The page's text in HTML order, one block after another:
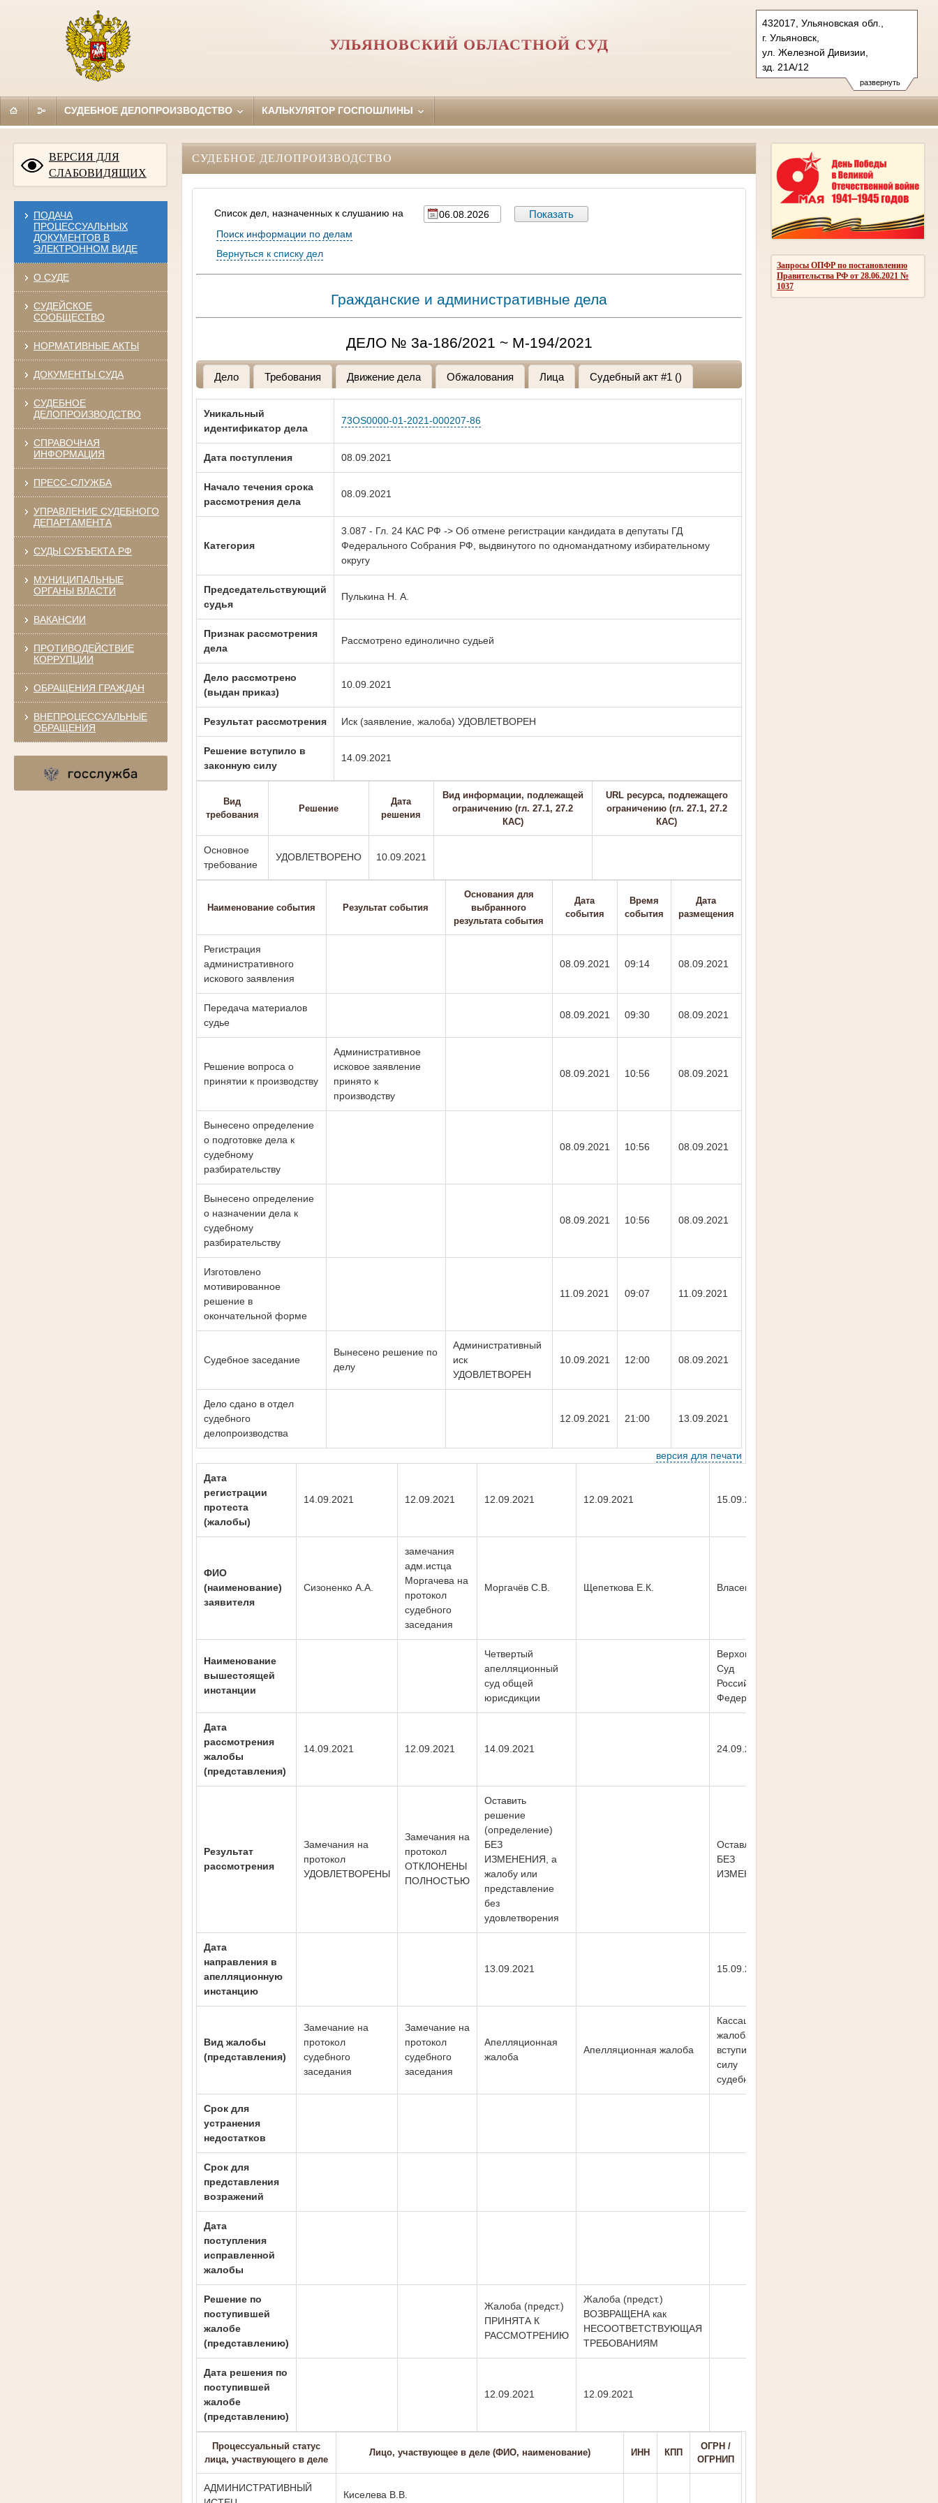
развернуть
432017, Ульяновская обл.,
г. Ульяновск,
ул. Железной Дивизии,
зд. 21А/12
Тел.: (8422)331398
priem@uloblsud.ru
УЛЬЯНОВСКИЙ ОБЛАСТНОЙ СУД
СУДЕБНОЕ ДЕЛОПРОИЗВОДСТВО КАЛЬКУЛЯТОР ГОСПОШЛИНЫ
ВЕРСИЯ ДЛЯ
СЛАБОВИДЯЩИХ
ПОДАЧА
ПРОЦЕССУАЛЬНЫХ
ДОКУМЕНТОВ В
ЭЛЕКТРОННОМ ВИДЕ
О СУДЕ
СУДЕЙСКОЕ
СООБЩЕСТВО
НОРМАТИВНЫЕ АКТЫ
ДОКУМЕНТЫ СУДА
СУДЕБНОЕ
ДЕЛОПРОИЗВОДСТВО
СПРАВОЧНАЯ
ИНФОРМАЦИЯ
ПРЕСС-СЛУЖБА
УПРАВЛЕНИЕ СУДЕБНОГО
ДЕПАРТАМЕНТА
СУДЫ СУБЪЕКТА РФ
МУНИЦИПАЛЬНЫЕ
ОРГАНЫ ВЛАСТИ
ВАКАНСИИ
ПРОТИВОДЕЙСТВИЕ
КОРРУПЦИИ
ОБРАЩЕНИЯ ГРАЖДАН
ВНЕПРОЦЕССУАЛЬНЫЕ
ОБРАЩЕНИЯ
Запросы ОПФР по постановлению
Правительства РФ от 28.06.2021 №
1037
СУДЕБНОЕ ДЕЛОПРОИЗВОДСТВО
Список дел, назначенных к слушанию на
Поиск информации по делам
Вернуться к списку дел
Гражданские и административные дела
ДЕЛО № 3а-186/2021 ~ М-194/2021
Дело Требования Движение дела Обжалования Лица Судебный акт #1 ()
Уникальный
идентификатор дела
73OS0000-01-2021-000207-86
Дата поступления 08.09.2021
Начало течения срока
рассмотрения дела
08.09.2021
Категория
3.087 - Гл. 24 КАС РФ -> Об отмене регистрации кандидата в депутаты ГД
Федерального Собрания РФ, выдвинутого по одномандатному избирательному
округу
Председательствующий
судья
Пулькина Н. А.
Признак рассмотрения
дела
Рассмотрено единолично судьей
Дело рассмотрено
(выдан приказ)
10.09.2021
Результат рассмотрения Иск (заявление, жалоба) УДОВЛЕТВОРЕН
Решение вступило в
законную силу
14.09.2021
Вид
требования
Решение
Дата
решения
Вид информации, подлежащей
ограничению (гл. 27.1, 27.2
КАС)
URL ресурса, подлежащего
ограничению (гл. 27.1, 27.2
КАС)
Основное
требование
УДОВЛЕТВОРЕНО 10.09.2021
Наименование события Результат события
Основания для
выбранного
результата события
Дата
события
Время
события
Дата
размещения
Регистрация
административного
искового заявления
08.09.2021 09:14 08.09.2021
Передача материалов
судье
08.09.2021 09:30 08.09.2021
Решение вопроса о
принятии к производству
Административное
исковое заявление
принято к
производству
08.09.2021 10:56 08.09.2021
Вынесено определение
о подготовке дела к
судебному
разбирательству
08.09.2021 10:56 08.09.2021
Вынесено определение
о назначении дела к
судебному
разбирательству
08.09.2021 10:56 08.09.2021
Изготовлено
мотивированное
решение в
окончательной форме
11.09.2021 09:07 11.09.2021
Судебное заседание
Вынесено решение по
делу
Административный
иск
УДОВЛЕТВОРЕН
10.09.2021 12:00 08.09.2021
Дело сдано в отдел
судебного
делопроизводства
12.09.2021 21:00 13.09.2021
версия для печати
Дата
регистрации
протеста
(жалобы)
14.09.2021 12.09.2021 12.09.2021 12.09.2021 15.09.2021
ФИО
(наименование)
заявителя
Сизоненко А.А.
замечания
адм.истца
Моргачева на
протокол
судебного
заседания
Моргачёв С.В. Щепеткова Е.К. Власенко В.Б.
Наименование
вышестоящей
инстанции
Четвертый
апелляционный
суд общей
юрисдикции
Верховный
Суд
Российской
Федерации
Дата
рассмотрения
жалобы
(представления)
14.09.2021 12.09.2021 14.09.2021 24.09.2021
Результат
рассмотрения
Замечания на
протокол
УДОВЛЕТВОРЕНЫ
Замечания на
протокол
ОТКЛОНЕНЫ
ПОЛНОСТЬЮ
Оставить
решение
(определение)
БЕЗ
ИЗМЕНЕНИЯ, а
жалобу или
представление
без
удовлетворения
Оставлено
БЕЗ
ИЗМЕНЕНИЯ
Дата
направления в
апелляционную
инстанцию
13.09.2021 15.09.2021
Вид жалобы
(представления)
Замечание на
протокол
судебного
заседания
Замечание на
протокол
судебного
заседания
Апелляционная
жалоба
Апелляционная жалоба
Кассационная
жалоба (на
вступивший в
силу
судебный акт)
Срок для
устранения
недостатков
Срок для
представления
возражений
Дата
поступления
исправленной
жалобы
Решение по
поступившей
жалобе
(представлению)
Жалоба (предст.)
ПРИНЯТА К
РАССМОТРЕНИЮ
Жалоба (предст.)
ВОЗВРАЩЕНА как
НЕСООТВЕТСТВУЮЩАЯ
ТРЕБОВАНИЯМ
Дата решения по
поступившей
жалобе
(представлению)
12.09.2021 12.09.2021
Процессуальный статус
лица, участвующего в деле
Лицо, участвующее в деле (ФИО, наименование) ИНН КПП
ОГРН /
ОГРНИП
АДМИНИСТРАТИВНЫЙ
Киселева В.В.